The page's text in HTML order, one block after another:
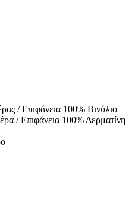
/ Επιφάνεια 100% Βινύλιο
/ Επιφάνεια 100% Δερματίνη